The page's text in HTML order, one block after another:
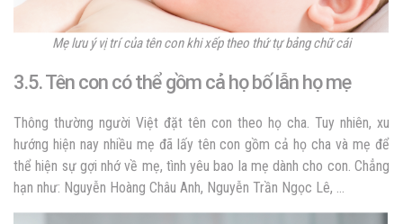
Mẹ lưu ý vị trí của tên con khi xếp theo thứ tự bảng chữ cái
3.5. Tên con có thể gồm cả họ bố lẫn họ mẹ
Thông thường người Việt đặt tên con theo họ cha. Tuy nhiên, xu
hướng hiện nay nhiều mẹ đã lấy tên con gồm cả họ cha và mẹ để
thể hiện sự gợi nhớ về mẹ, tình yêu bao la mẹ dành cho con. Chẳng
hạn như: Nguyễn Hoàng Châu Anh, Nguyễn Trần Ngọc Lê, …